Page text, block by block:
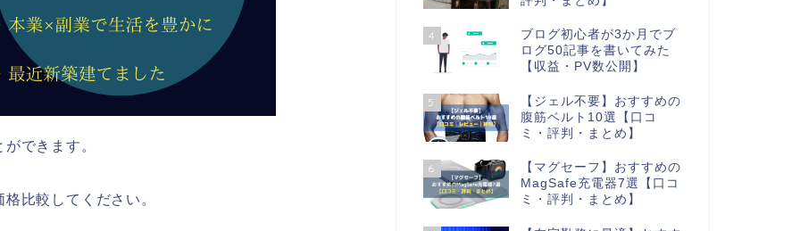
できます。
比較してください。
4
ブログ初心者が3か月でブ
ログ50記事を書いてみた
【収益・PV数公開】
5
【ジェル不要】おすすめの
腹筋ベルト10選【口コ
ミ・評判・まとめ】
6
【マグセーフ】おすすめの
MagSafe充電器7選【口コ
ミ・評判・まとめ】